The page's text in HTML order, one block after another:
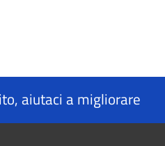
aiutaci a migliorare